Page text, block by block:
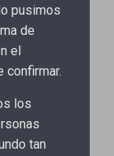
pusimos
de
el
confirmar.
los
tan